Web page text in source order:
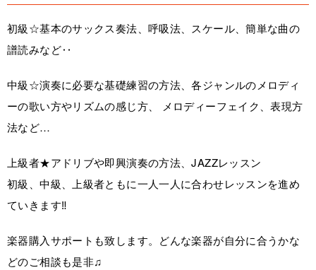
初級☆基本のサックス奏法、呼吸法、スケール、簡単な曲の
譜読みなど‥
中級☆演奏に必要な基礎練習の方法、各ジャンルのメロディ
ーの歌い方やリズムの感じ方、 メロディーフェイク、表現方
法など…
上級者★アドリブや即興演奏の方法、JAZZレッスン
初級、中級、上級者ともに一人一人に合わせレッスンを進め
ていきます‼
楽器購入サポートも致します。どんな楽器が自分に合うかな
どのご相談も是非♫